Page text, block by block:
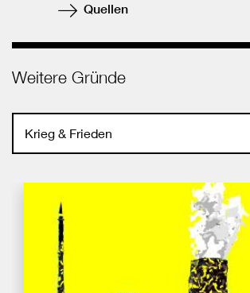
Quellen
Weitere Gründe
Krieg & Frieden